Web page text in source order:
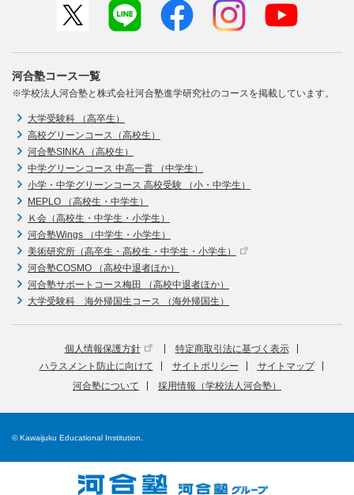
河合塾コース一覧
※学校法人河合塾と株式会社河合塾進学研究社のコースを掲載しています。
大学受験科 （高卒生）
高校グリーンコース（高校生）
河合塾SINKA （高校生）
中学グリーンコース 中高一貫 （中学生）
小学・中学グリーンコース 高校受験 （小・中学生）
MEPLO （高校生・中学生）
Ｋ会（高校生・中学生・小学生）
河合塾Wings （中学生・小学生）
美術研究所（高卒生・高校生・中学生・小学生）
河合塾COSMO （高校中退者ほか）
河合塾サポートコース梅田 （高校中退者ほか）
大学受験科 海外帰国生コース （海外帰国生）
個人情報保護方針
特定商取引法に基づく表示
ハラスメント防止に向けて
サイトポリシー
サイトマップ
河合塾について
採用情報（学校法人河合塾）
© Kawaijuku Educational Institution.